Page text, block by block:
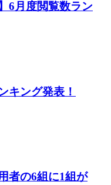
6月度閲覧数ラン
キング発表！
者の6組に1組が